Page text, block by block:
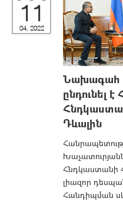
11
04, 2022
Նախագահ
ընդունել
Դևալին
Հնդկաստանի
լիազոր
Հանդիպման